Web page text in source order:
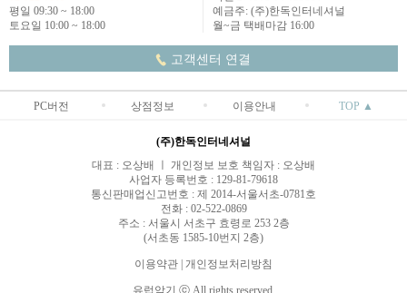
평일 09:30 ~ 18:00
토요일 10:00 ~ 18:00
예금주: (주)한독인터네셔널
월~금 택배마감 16:00
고객센터 연결
PC버전 상점정보 이용안내 TOP ▲
(주)한독인터네셔널
대표 : 오상배 ㅣ 개인정보 보호 책임자 : 오상배
사업자 등록번호 : 129-81-79618
통신판매업신고번호 : 제 2014-서울서초-0781호
전화 : 02-522-0869
주소 : 서울시 서초구 효령로 253 2층
(서초동 1585-10번지 2층)
이용약관 | 개인정보처리방침
유럽악기 ⓒ All rights reserved.